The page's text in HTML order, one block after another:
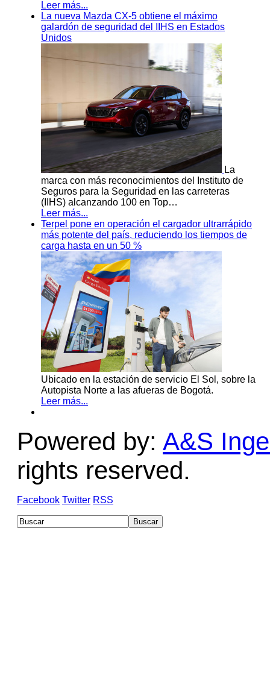
Leer más...
La nueva Mazda CX-5 obtiene el máximo
galardón de seguridad del IIHS en Estados
Unidos
La
marca con más reconocimientos del Instituto de
Seguros para la Seguridad en las carreteras
(IIHS) alcanzando 100 en Top…
Leer más...
Terpel pone en operación el cargador ultrarrápido
más potente del país, reduciendo los tiempos de
carga hasta en un 50 %
Ubicado en la estación de servicio El Sol, sobre la
Autopista Norte a las afueras de Bogotá.
Leer más...
Powered by: A&S
rights reserved.
Facebook Twitter RSS